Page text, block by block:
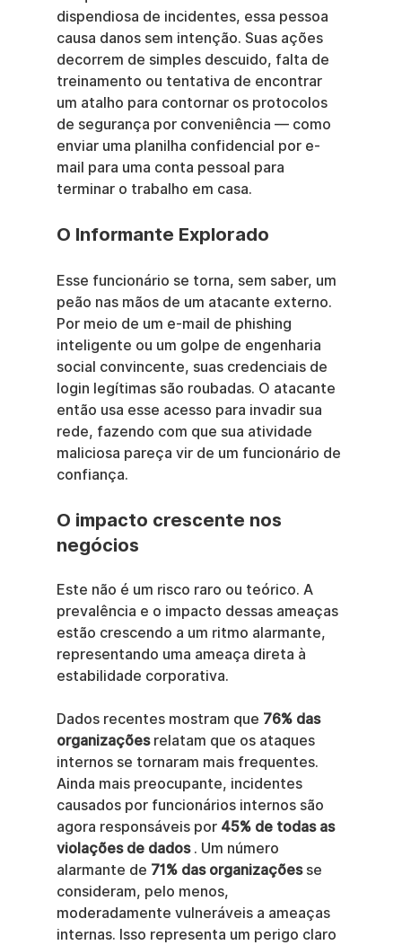
dispendiosa de incidentes, essa pessoa
causa danos sem intenção. Suas ações
decorrem de simples descuido, falta de
treinamento ou tentativa de encontrar
um atalho para contornar os protocolos
de segurança por conveniência — como
enviar uma planilha confidencial por e-
mail para uma conta pessoal para
terminar o trabalho em casa.
O Informante Explorado
Esse funcionário se torna, sem saber, um
peão nas mãos de um atacante externo.
Por meio de um e-mail de phishing
inteligente ou um golpe de engenharia
social convincente, suas credenciais de
login legítimas são roubadas. O atacante
então usa esse acesso para invadir sua
rede, fazendo com que sua atividade
maliciosa pareça vir de um funcionário de
confiança.
O impacto crescente nos
negócios
Este não é um risco raro ou teórico. A
prevalência e o impacto dessas ameaças
estão crescendo a um ritmo alarmante,
representando uma ameaça direta à
estabilidade corporativa.
Dados recentes mostram que 76% das
organizações relatam que os ataques
internos se tornaram mais frequentes.
Ainda mais preocupante, incidentes
causados por funcionários internos são
agora responsáveis por 45% de todas as
violações de dados . Um número
alarmante de 71% das organizações se
consideram, pelo menos,
moderadamente vulneráveis a ameaças
internas. Isso representa um perigo claro